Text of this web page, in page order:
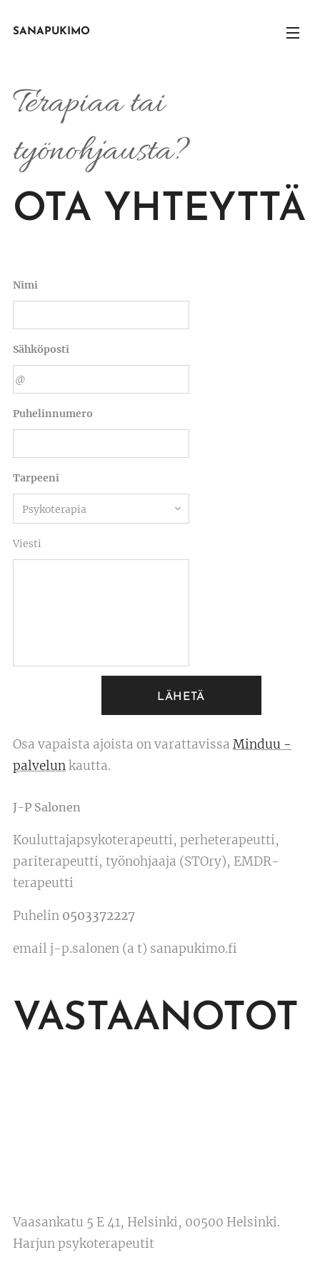
SANAPUKIMO
Terapiaa tai
työnohjausta?
OTA YHTEYTTÄ
Nimi
Sähköposti
Puhelinnumero
Tarpeeni
Viesti
LÄHETÄ
Osa vapaista ajoista on varattavissa Minduu -
palvelunkautta.
J-P Salonen
Kouluttajapsykoterapeutti, perheterapeutti,
pariterapeutti, työnohjaaja (STOry), EMDR-
terapeutti
Puhelin 0503372227
email j-p.salonen (a t) sanapukimo.fi
VASTAANOTOT
Vaasankatu 5 E 41, Helsinki, 00500 Helsinki.
Harjun psykoterapeutit